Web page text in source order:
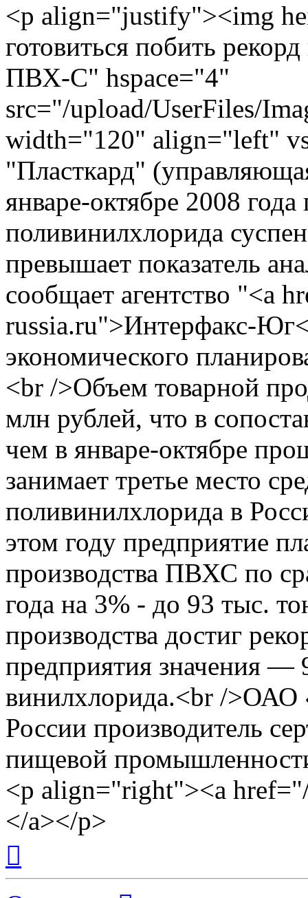
<p align="justify"><img
готовиться побить
ПВХ-С" hspace="4"
src="/upload/UserFiles/
width="120" align="left"
"Пласткард"
январе-октябре 2008
поливинилхлорида
превышает показатель
сообщает агентство "<a
russia.ru">Интерфакс-
экономического
<br />Объем товарной
млн рублей, что в
чем в январе-октябре
занимает третье место
поливинилхлорида в
этом году предприятие
производства ПВХС по
года на 3% - до 93 тыс.
производства достиг
предприятия значения
винилхлорида.<br />ОАО
России производитель
пищевой
<p align="right"><a
</a></p>
началу